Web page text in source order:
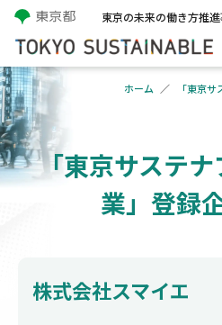
東京の未来の働き方推
ホーム
「東京
「東京サステ
業」登録
株式会社スマイエ